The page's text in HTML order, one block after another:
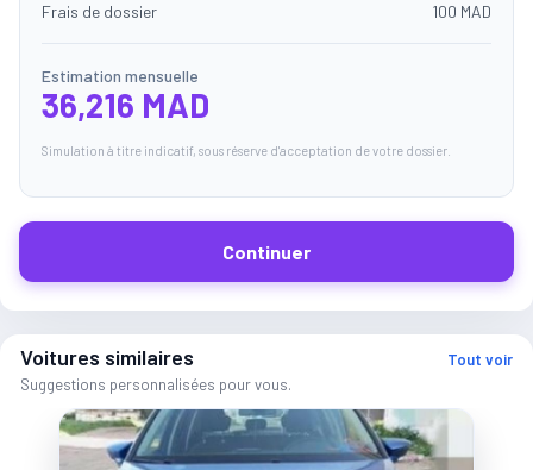
Frais de dossier
100 MAD
Estimation mensuelle
36,216 MAD
Simulation à titre indicatif, sous réserve d'acceptation de votre dossier.
Continuer
Voitures similaires
Suggestions personnalisées pour vous.
Tout voir